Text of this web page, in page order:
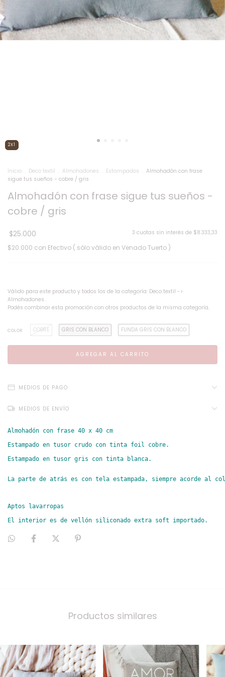
2X1
Inicio Deco textil Almohadones Estampados
Almohadón con frase
sigue tus sueños - cobre / gris
Almohadón con frase sigue tus sueños -
cobre / gris
$25.000 3 cuotas sin interés de $8.333,33
$20.000 con Efectivo ( sólo válido en Venado Tuerto )
Válido para este producto y todos los de la categoría: Deco textil ->
Almohadones .
Podés combinar esta promoción con otros productos de la misma categoría.
COLOR COBRE GRIS CON BLANCO FUNDA GRIS CON BLANCO
MEDIOS DE PAGO
MEDIOS DE ENVÍO
Almohadón con frase 40 x 40 cm
Estampado en tusor crudo con tinta foil cobre.
Estampado en tusor gris con tinta blanca.
La parte de atrás es con tela estampada, siempre acorde al
Aptos lavarropas
El interior es de vellón siliconado extra soft importado.
Productos similares